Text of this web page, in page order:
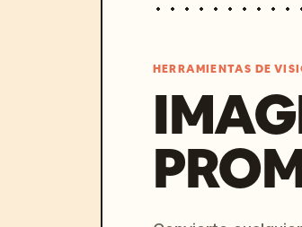
HERRAMIENTAS DE